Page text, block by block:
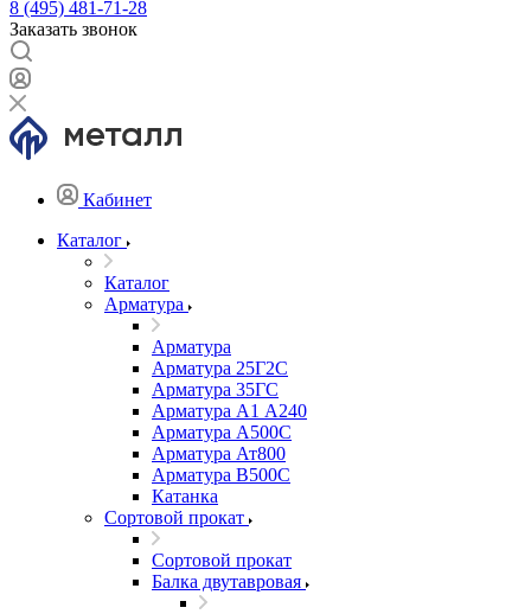
8 (495) 481-71-28
Заказать звонок
Кабинет
Каталог
Каталог
Арматура
Арматура
Арматура 25Г2С
Арматура 35ГС
Арматура А1 А240
Арматура А500С
Арматура Ат800
Арматура В500С
Катанка
Сортовой прокат
Сортовой прокат
Балка двутавровая